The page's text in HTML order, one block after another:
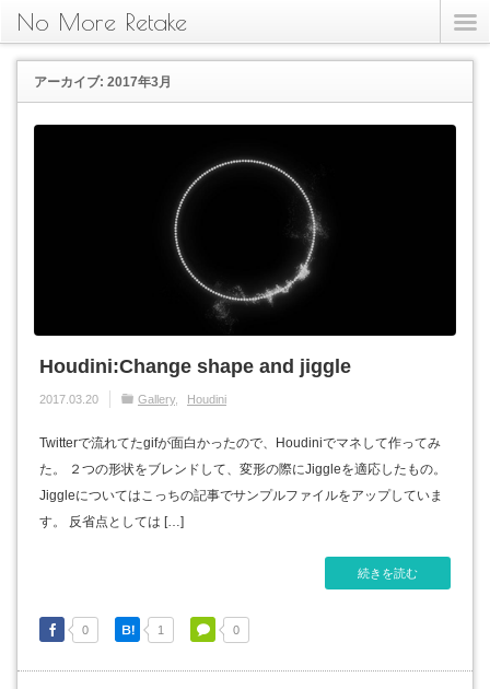
No More Retake
アーカイブ: 2017年3月
Houdini:Change shape and jiggle
2017.03.20 Gallery Houdini
Twitterで流れてたgifが面白かったので、Houdiniでマネして作ってみ
た。 ２つの形状をブレンドして、変形の際にJiggleを適応したもの。
Jiggleについてはこっちの記事でサンプルファイルをアップしていま
す。 反省点としては […]
続きを読む
0 1 0